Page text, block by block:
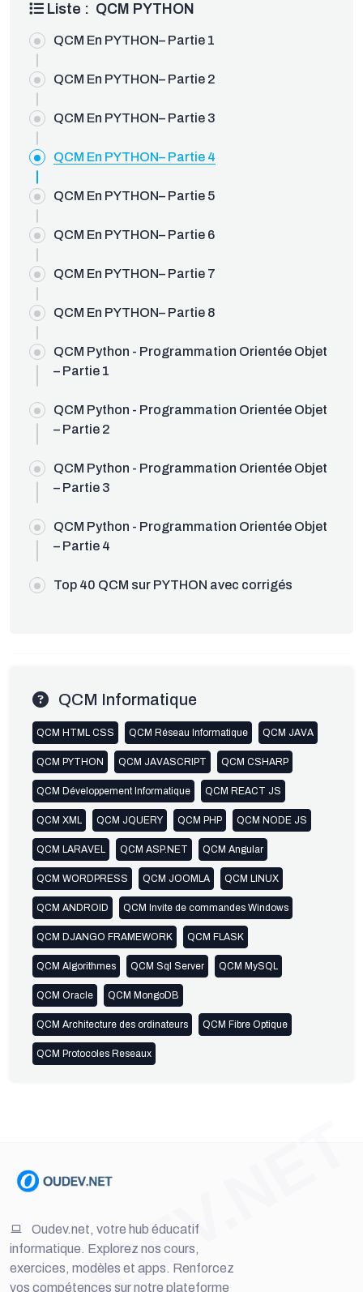
OUDEV.NET
OUDEV.NET
Liste : QCM PYTHON
QCM En PYTHON– Partie 1
QCM En PYTHON– Partie 2
QCM En PYTHON– Partie 3
QCM En PYTHON– Partie 4
QCM En PYTHON– Partie 5
QCM En PYTHON– Partie 6
QCM En PYTHON– Partie 7
QCM En PYTHON– Partie 8
QCM Python - Programmation Orientée Objet
– Partie 1
QCM Python - Programmation Orientée Objet
– Partie 2
QCM Python - Programmation Orientée Objet
– Partie 3
QCM Python - Programmation Orientée Objet
– Partie 4
Top 40 QCM sur PYTHON avec corrigés
QCM Informatique
QCM HTML CSS QCM Réseau Informatique QCM JAVA
QCM PYTHON QCM JAVASCRIPT QCM CSHARP
QCM Développement Informatique QCM REACT JS
QCM XML QCM JQUERY QCM PHP QCM NODE JS
QCM LARAVEL QCM ASP.NET QCM Angular
QCM WORDPRESS QCM JOOMLA QCM LINUX
QCM ANDROID QCM Invite de commandes Windows
QCM DJANGO FRAMEWORK QCM FLASK
QCM Algorithmes QCM Sql Server QCM MySQL
QCM Oracle QCM MongoDB
QCM Architecture des ordinateurs QCM Fibre Optique
QCM Protocoles Reseaux
Oudev.net, votre hub éducatif
informatique. Explorez nos cours,
exercices, modèles et apps. Renforcez
vos compétences sur notre plateforme